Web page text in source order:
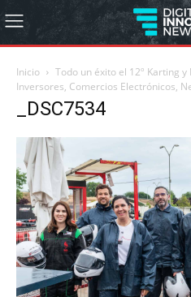
Inicio
Todo un éxito el 12º Karting
Inversores, Comercios Electrónicos,
_DSC7534